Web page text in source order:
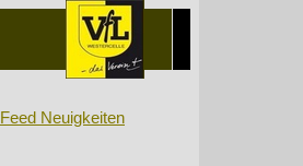
Feed Neuigkeiten